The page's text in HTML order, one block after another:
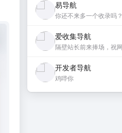
易导航
你还不来多一个收录吗？
爱收集导航
开发者导航
鸡哔你